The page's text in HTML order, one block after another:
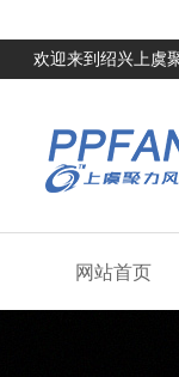
欢迎来到绍兴上虞
网站首页